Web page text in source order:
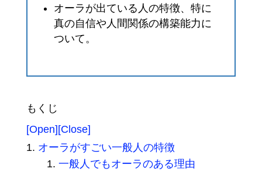
オーラが出ている人の特徴、特に
真の自信や人間関係の構築能力に
ついて。
もくじ
[Open][Close]
オーラがすごい一般人の特徴
一般人でもオーラのある理由